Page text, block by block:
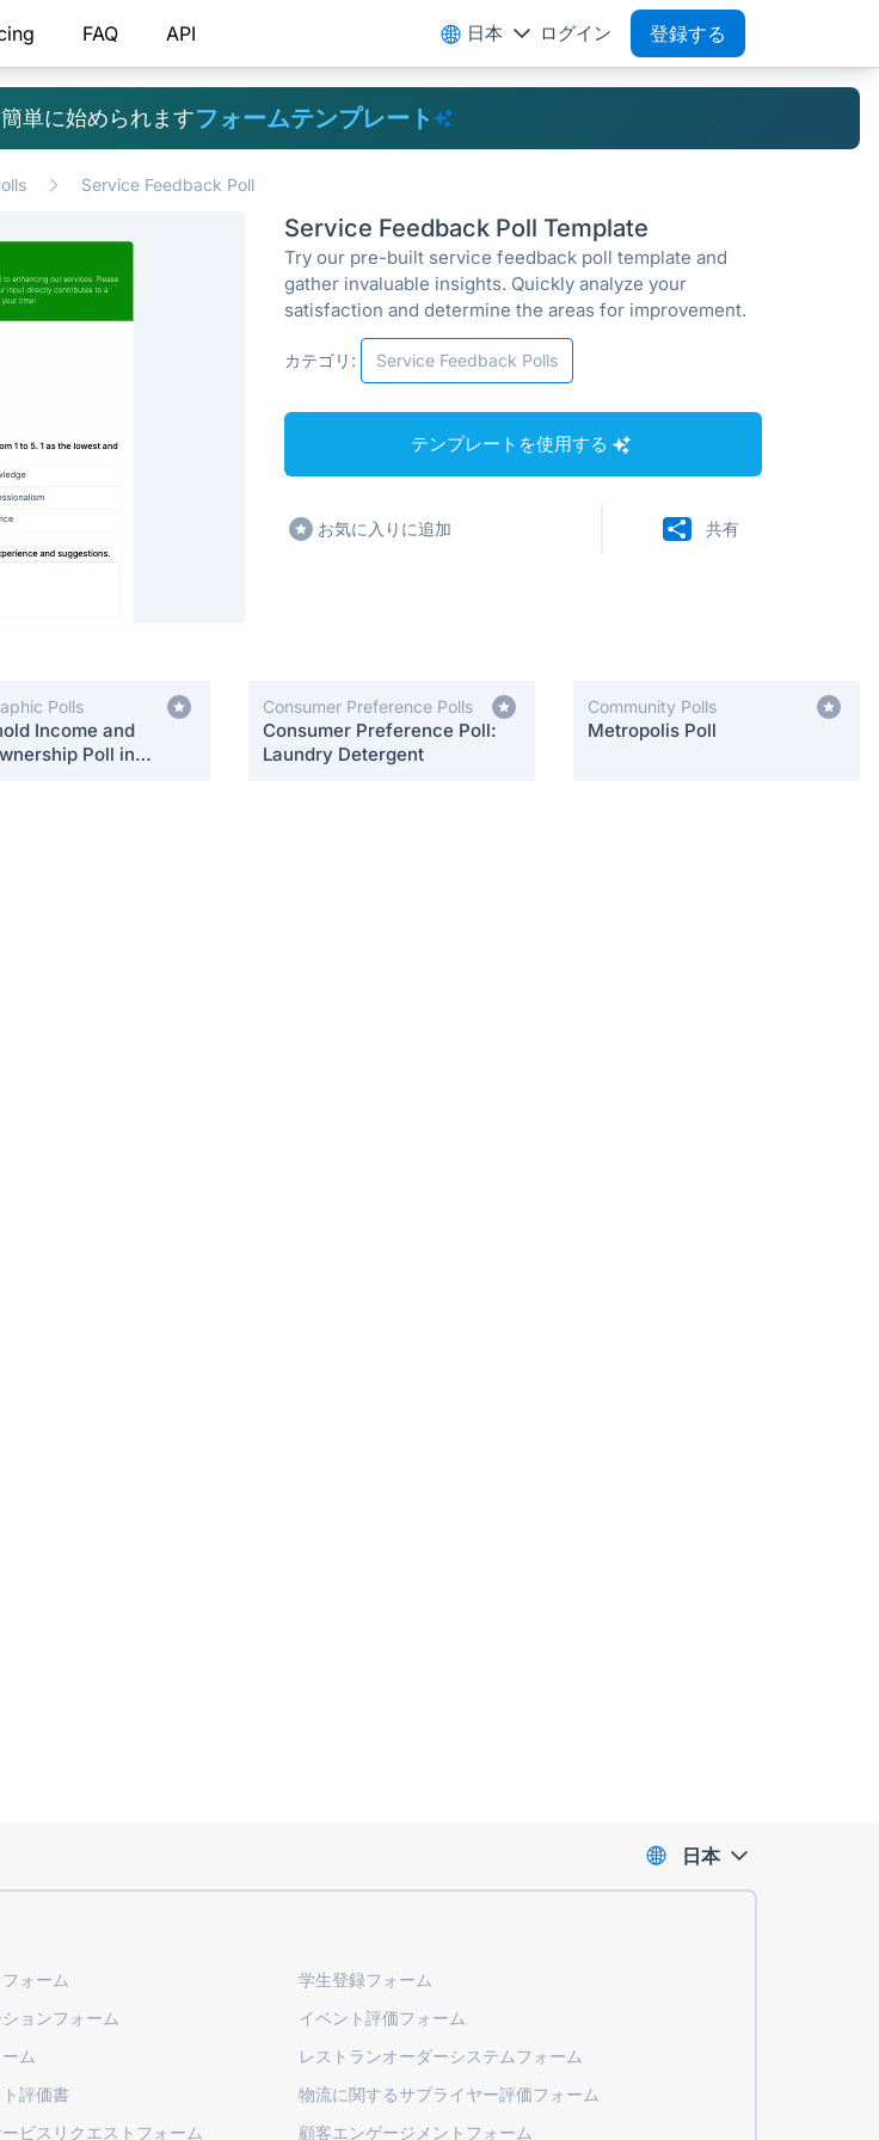
FAQ API 日本 ログイン 登録する
単に始められますフォームテンプレート
Service Feedback Poll
Service Feedback Poll Template
Try our pre-built service feedback poll template and
gather invaluable insights. Quickly analyze your
satisfaction and determine the areas for improvement.
カテゴリ: Service Feedback Polls
テンプレートを使用する
お気に入りに追加 共有
Polls
Income and
Poll in
Consumer Preference Polls
Consumer Preference Poll:
Laundry Detergent
Community Polls
Metropolis Poll
ォーム
学生登録フォーム
ョンフォーム
イベント評価フォーム
ム
レストランオーダーシステムフォーム
評価書
物流に関するサプライヤー評価フォーム
ビスリクエストフォーム
顧客エンゲージメントフォーム
日本